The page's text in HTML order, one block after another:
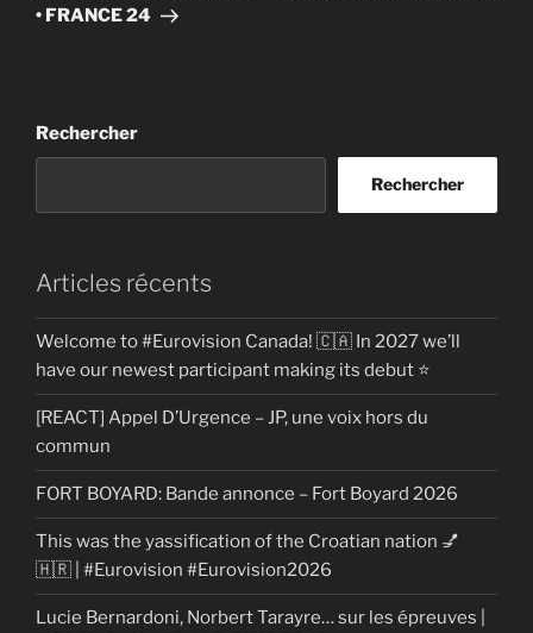
• FRANCE 24
Rechercher
Rechercher
Articles récents
Welcome to #Eurovision Canada! 🇨🇦 In 2027 we’ll
have our newest participant making its debut ⭐
[REACT] Appel D’Urgence – JP, une voix hors du
commun
FORT BOYARD: Bande annonce – Fort Boyard 2026
This was the yassification of the Croatian nation 💅
🇭🇷 | #Eurovision #Eurovision2026
Lucie Bernardoni, Norbert Tarayre… sur les épreuves |